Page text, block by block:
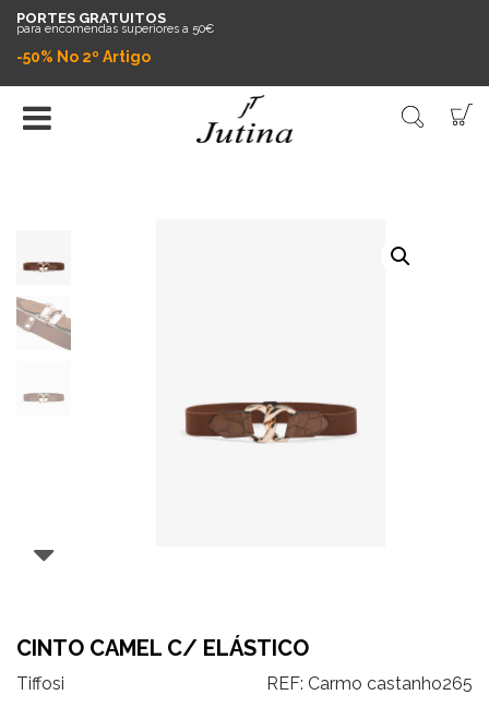
PORTES GRATUITOS
para encomendas superiores a 50€
-50% No 2º Artigo
CINTO CAMEL C/ ELÁSTICO
Tiffosi REF: Carmo castanho265